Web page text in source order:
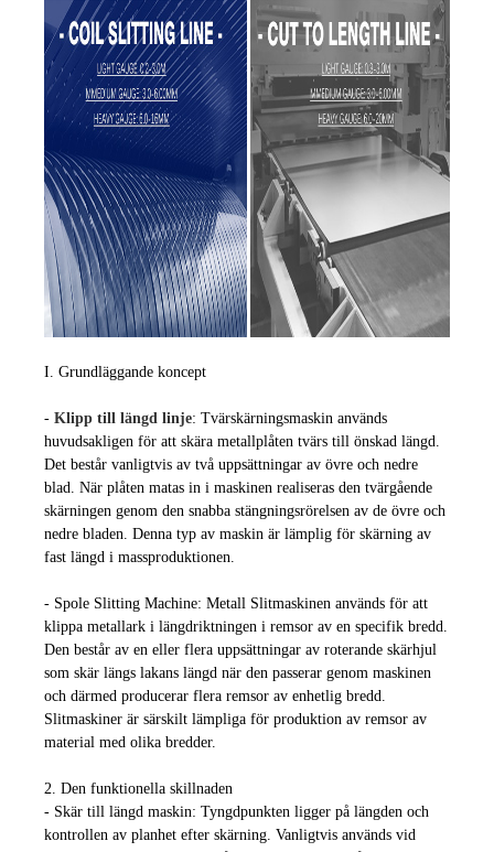
I. Grundläggande koncept
- Klipp till längd linje: Tvärskärningsmaskin används
huvudsakligen för att skära metallplåten tvärs till önskad längd.
Det består vanligtvis av två uppsättningar av övre och nedre
blad. När plåten matas in i maskinen realiseras den tvärgående
skärningen genom den snabba stängningsrörelsen av de övre och
nedre bladen. Denna typ av maskin är lämplig för skärning av
fast längd i massproduktionen.
- Spole Slitting Machine: Metall Slitmaskinen används för att
klippa metallark i längdriktningen i remsor av en specifik bredd.
Den består av en eller flera uppsättningar av roterande skärhjul
som skär längs lakans längd när den passerar genom maskinen
och därmed producerar flera remsor av enhetlig bredd.
Slitmaskiner är särskilt lämpliga för produktion av remsor av
material med olika bredder.
2. Den funktionella skillnaden
- Skär till längd maskin: Tyngdpunkten ligger på längden och
kontrollen av planhet efter skärning. Vanligtvis används vid